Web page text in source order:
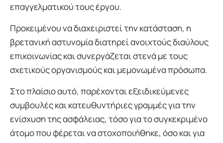
επαγγελματικού τους έργου.
Προκειμένου να διαχειριστεί την κατάσταση, η
βρετανική αστυνομία διατηρεί ανοιχτούς διαύλους
επικοινωνίας και συνεργάζεται στενά με τους
σχετικούς οργανισμούς και μεμονωμένα πρόσωπα.
Στο πλαίσιο αυτό, παρέχονται εξειδικεύμενες
συμβουλές και κατευθυντήριες γραμμές για την
ενίσχυση της ασφάλειας, τόσο για το συγκεκριμένο
άτομο που φέρεται να στοχοποιήθηκε, όσο και για